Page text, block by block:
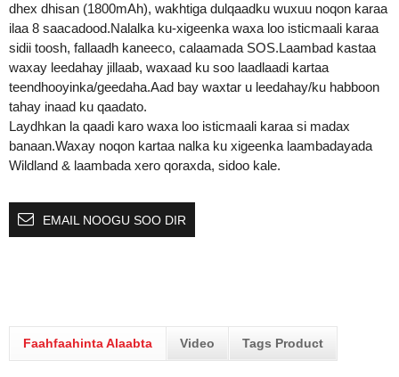
dhex dhisan (1800mAh), wakhtiga dulqaadku wuxuu noqon karaa
ilaa 8 saacadood.Nalalka ku-xigeenka waxa loo isticmaali karaa
sidii toosh, fallaadh kaneeco, calaamada SOS.Laambad kastaa
waxay leedahay jillaab, waxaad ku soo laadlaadi kartaa
teendhooyinka/geedaha.Aad bay waxtar u leedahay/ku habboon
tahay inaad ku qaadato.
Laydhkan la qaadi karo waxa loo isticmaali karaa si madax
banaan.Waxay noqon kartaa nalka ku xigeenka laambadayada
Wildland & laambada xero qoraxda, sidoo kale.
EMAIL NOOGU SOO DIR
Faahfaahinta Alaabta Video Tags Product